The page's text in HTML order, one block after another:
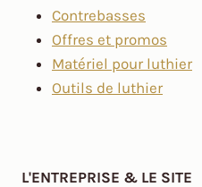
Contrebasses
Offres et promos
Matériel pour luthier
Outils de luthier
L'ENTREPRISE & LE SITE